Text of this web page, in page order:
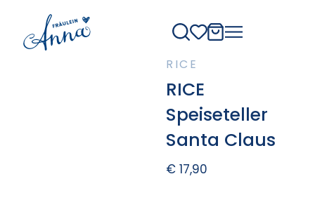
RICE
RICE
Speiseteller
Santa Claus
€17,90